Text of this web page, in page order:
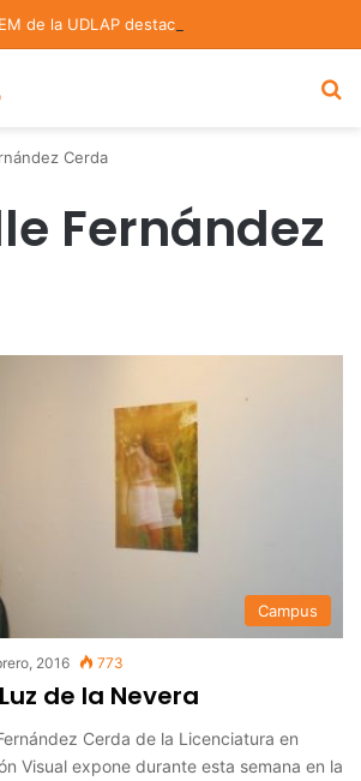
Cerda
Fernández
Campus
2016 773
de la Nevera
Cerda de la Licenciatura en
Visual expone durante esta semana en la